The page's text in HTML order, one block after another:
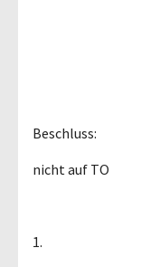
Beschluss:
nicht auf TO
1.